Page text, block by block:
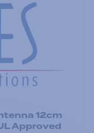
12cm
Approved